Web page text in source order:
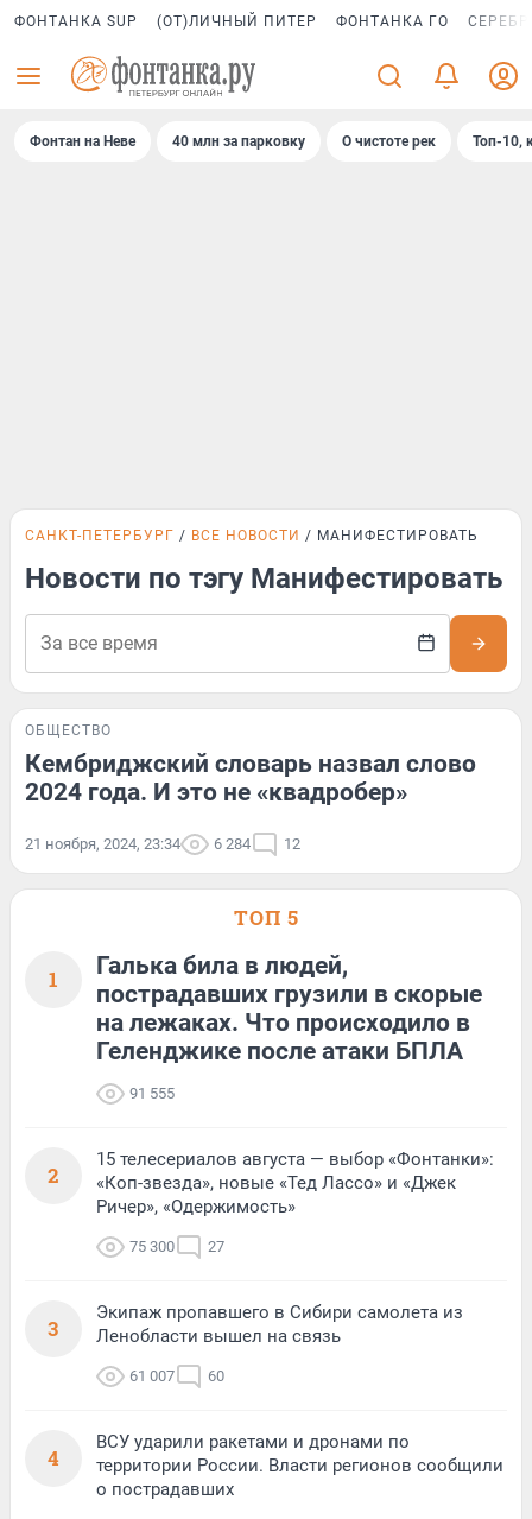
ФОНТАНКА SUP (ОТ)ЛИЧНЫЙ ПИТЕР ФОНТАНКА ГО
Фонтан на Неве 40 млн за парковку О чистоте рек Топ-10,
САНКТ-ПЕТЕРБУРГ ВСЕ НОВОСТИ МАНИФЕСТИРОВАТЬ
Новости по тэгу Манифестировать
ОБЩЕСТВО
Кембриджский словарь назвал слово
2024 года. И это не «квадробер»
21 ноября, 2024, 23:34 6 284 12
ТОП 5
1
Галька била в людей,
пострадавших грузили в скорые
на лежаках. Что происходило в
Геленджике после атаки БПЛА
91 555
2
15 телесериалов августа — выбор «Фонтанки»:
«Коп-звезда», новые «Тед Лассо» и «Джек
Ричер», «Одержимость»
75 300 27
3
Экипаж пропавшего в Сибири самолета из
Ленобласти вышел на связь
61 007 60
4
ВСУ ударили ракетами и дронами по
территории России. Власти регионов сообщили
о пострадавших